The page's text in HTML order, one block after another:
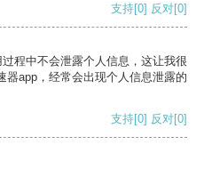
支持[0] 反对[0]
程中不会泄露个人信息，这让我很
器app，经常会出现个人信息泄露的
支持[0] 反对[0]